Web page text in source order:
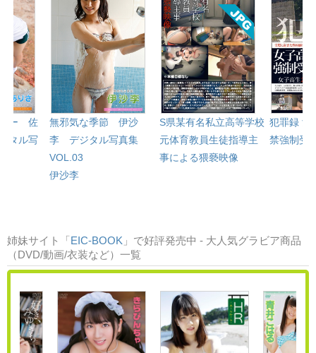
マー 佐
タル写
無邪気な季節 伊沙
李 デジタル写真集
VOL.03
伊沙李
S県某有名私立高等学校
元体育教員生徒指導主
事による猥褻映像
犯罪録 女
禁強制受
姉妹サイト「EIC-BOOK 」で好評発売中 - 大人気グラビア商品
（DVD/動画/衣装など）一覧